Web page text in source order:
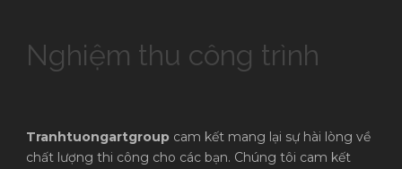
Nghiệm thu công trình
Tranhtuongartgroup cam kết mang lại sự hài lòng về
chất lượng thi công cho các bạn. Chúng tôi cam kết